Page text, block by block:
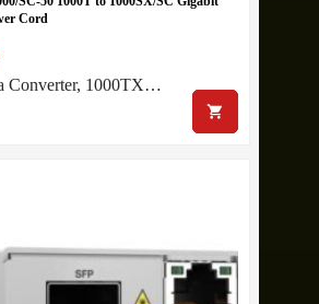
Cord
Converter, 1000TX…